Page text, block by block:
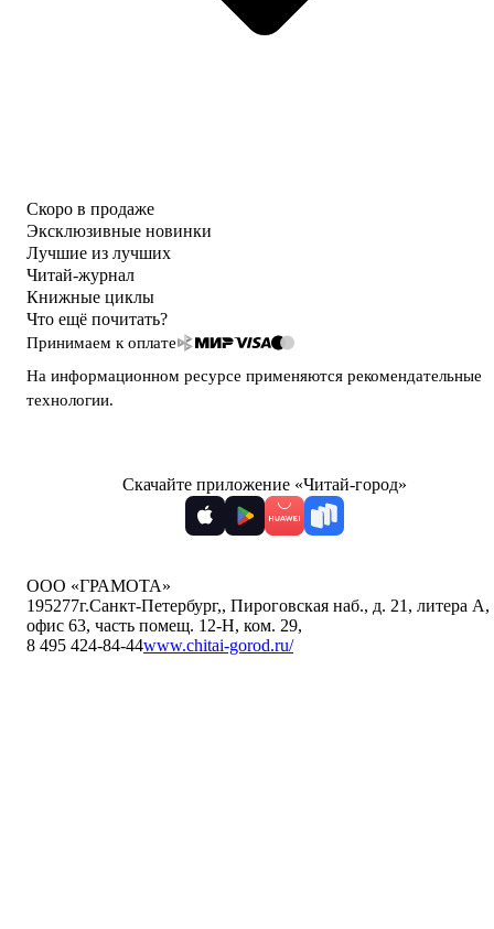
Скоро в продаже
Эксклюзивные новинки
Лучшие из лучших
Читай-журнал
Книжные циклы
Что ещё почитать?
Принимаем к оплате
На информационном ресурсе применяются рекомендательные
технологии.
Скачайте приложение «Читай-город»
ООО «ГРАМОТА»
195277г.Санкт-Петербург,, Пироговская наб., д. 21, литера А,
офис 63, часть помещ. 12-Н, ком. 29,
8 495 424-84-44www.chitai-gorod.ru/